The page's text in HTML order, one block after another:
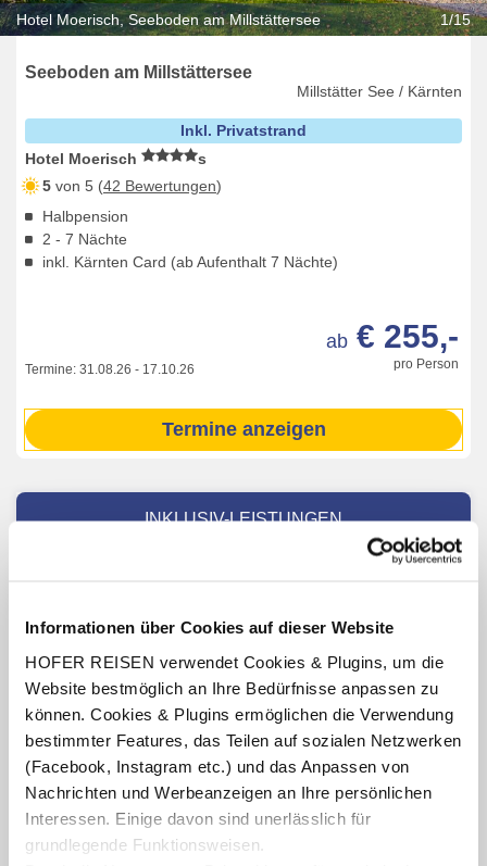
Informationen über Cookies auf dieser Website
HOFER REISEN verwendet Cookies & Plugins, um die
Website bestmöglich an Ihre Bedürfnisse anpassen zu
können. Cookies & Plugins ermöglichen die Verwendung
bestimmter Features, das Teilen auf sozialen Netzwerken
(Facebook, Instagram etc.) und das Anpassen von
Nachrichten und Werbeanzeigen an Ihre persönlichen
Interessen. Einige davon sind unerlässlich für
grundlegende Funktionsweisen.
Hotel Moerisch, Seeboden am Millstättersee 1/15
Seeboden am Millstättersee
Millstätter See / Kärnten
Inkl. Privatstrand
Hotel Moerisch
s
5 von 5 (42 Bewertungen)
Halbpension
2 - 7 Nächte
inkl. Kärnten Card (ab Aufenthalt 7 Nächte)
Termine: 31.08.26 - 17.10.26 pro Person
ab € 255,-
Termine anzeigen
INKLUSIV-LEISTUNGEN
nachmittags Jause (15:00 – 17:00 Uhr), abends 5-Gang-
Benutzung des hoteleigenen Wellnessbereichs
(Öffnungszeiten lt. Aushang vor Ort oder online)
Benutzung des hoteleigenen Privatstrands am Millstätter
See (lt. Aushang vor Ort oder online)
Teilnahme am hoteleigenen Akitv- und
Unterhaltungsprogramm (lt. Aushang vor Ort oder online)
Kärnten Card(ab Aufenthalt 7 Nächte, gültig für die
Dauer des Aufenthaltes, Leistungen teilweise